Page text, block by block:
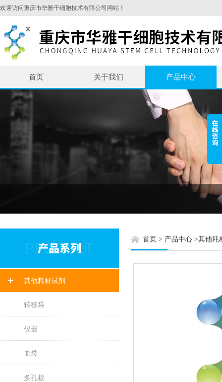
欢迎访问重庆市华雅干细胞技术有限公司网站！
首页 关于我们 产品中心
其他耗材试剂
转移袋
仪器
血袋
多孔板
首页 > 产品中心 >其他耗